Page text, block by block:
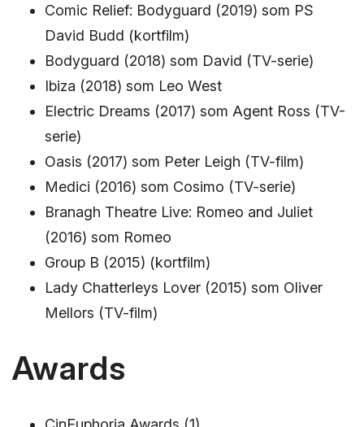
Comic Relief: Bodyguard (2019) som PS
David Budd (kortfilm)
Bodyguard (2018) som David (TV-serie)
Ibiza (2018) som Leo West
Electric Dreams (2017) som Agent Ross (TV-
serie)
Oasis (2017) som Peter Leigh (TV-film)
Medici (2016) som Cosimo (TV-serie)
Branagh Theatre Live: Romeo and Juliet
(2016) som Romeo
Group B (2015) (kortfilm)
Lady Chatterleys Lover (2015) som Oliver
Mellors (TV-film)
Awards